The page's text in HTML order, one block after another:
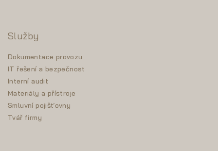
Služby
Dokumentace provozu
IT řešení a bezpečnost
Interní audit
Materiály a přístroje
Smluvní pojišťovny
Tvář firmy